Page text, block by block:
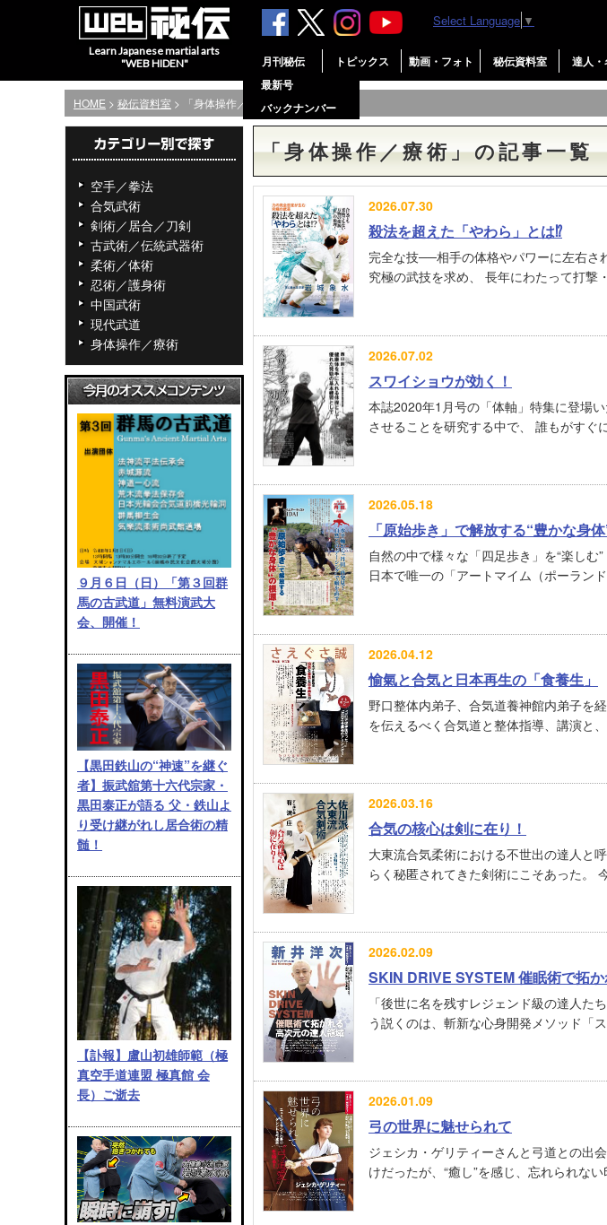
Learn Japanese martial arts
"WEB HIDEN"
月刊秘伝
最新号
バックナンバー
トピックス 動画・フォト 秘伝資料室 達人・
Select Language ▼
HOME > 秘伝資料室 > 「身体操作／療術」の記事一覧
空手／拳法
合気武術
剣術／居合／刀剣
古武術／伝統武器術
柔術／体術
忍術／護身術
中国武術
現代武道
身体操作／療術
９月６日（日）「第３回群
馬の古武道」無料演武大
会、開催！
【黒田鉄山の“神速”を継ぐ
者】振武舘第十六代宗家・
黒田泰正が語る 父・鉄山よ
り受け継がれし居合術の精
髄！
【訃報】盧山初雄師範（極
真空手道連盟 極真館 会
長）ご逝去
「身体操作／療術」の記事一覧
2026.07.30
殺法を超えた「やわら」とは⁉︎
完全な技──相手の体格やパワーに左右さ
究極の武技を求め、 長年にわたって打撃
2026.07.02
スワイショウが効く！
本誌2020年1月号の「体軸」特集に登場
させることを研究する中で、 誰もがすぐ
2026.05.18
「原始歩き」で解放する“豊かな身
自然の中で様々な「四足歩き」を“楽しむ
日本で唯一の「アートマイム（ポーラン
2026.04.12
愉氣と合気と日本再生の「食養生」
野口整体内弟子、合気道養神館内弟子を
を伝えるべく合気道と整体指導、講演と
2026.03.16
合気の核心は剣に在り！
大東流合気柔術における不世出の達人と
らく秘匿されてきた剣術にこそあった。
2026.02.09
SKIN DRIVE SYSTEM 催眠術で拓
「後世に名を残すレジェンド級の達人た
う説くのは、斬新な心身開発メソッド「
2026.01.09
弓の世界に魅せられて
ジェシカ・ゲリティーさんと弓道との出
けだったが、“癒し”を感じ、忘れられな